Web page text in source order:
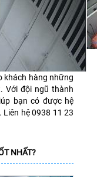
khách hàng những
Với đội ngũ thành
bạn có được hệ
hệ 0938 11 23
NHẤT?